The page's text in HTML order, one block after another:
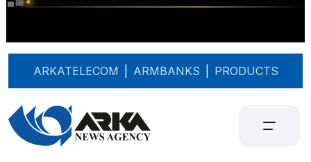
ARKATELECOM ARMBANKS PRODUCTS